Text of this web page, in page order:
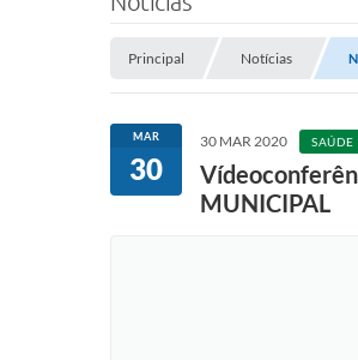
Principal Notícias
MAR
30
30 MAR 2020 SAÚDE
MUNICIPAL